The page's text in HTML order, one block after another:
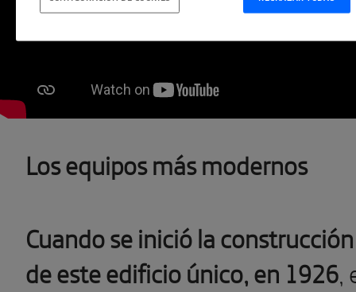
Los equipos más modernos
Cuando se inició la construcción
de este edificio único, en 1926,